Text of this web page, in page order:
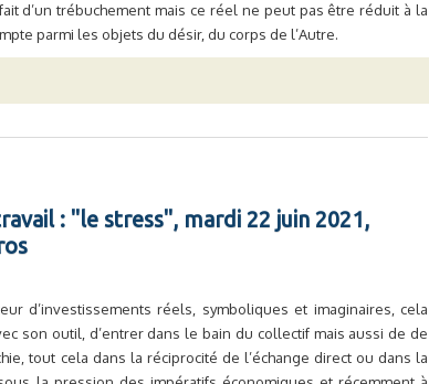
d’un trébuchement mais ce réel ne peut pas être réduit à la
parmi les objets du désir, du corps de l’Autre.
: "le stress", mardi 22 juin 2021,
d’investissements réels, symboliques et imaginaires, cela
son outil, d’entrer dans le bain du collectif mais aussi de de
tout cela dans la réciprocité de l’échange direct ou dans la